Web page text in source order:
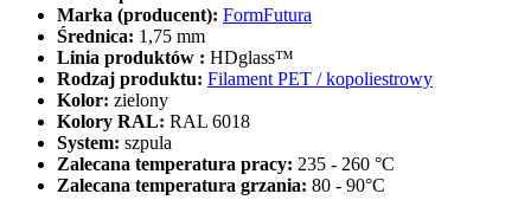
Marka (producent): FormFutura
Średnica: 1,75 mm
Linia produktów : HDglass™
Rodzaj produktu: Filament PET / kopoliestrowy
Kolor: zielony
Kolory RAL: RAL 6018
System: szpula
Zalecana temperatura pracy: 235 - 260 °C
Zalecana temperatura grzania: 80 - 90°C